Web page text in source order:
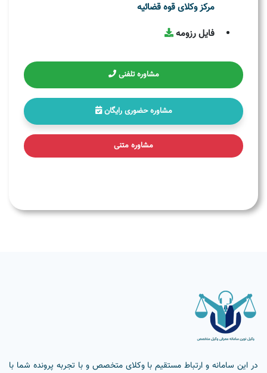
مركز وکلای قوه قضائيه
فایل رزومه
مشاوره تلفنی
مشاوره حضوری رایگان
مشاوره متنی
در این سامانه و ارتباط مستقیم با وکلای متخصص و با تجربه پرونده شما با